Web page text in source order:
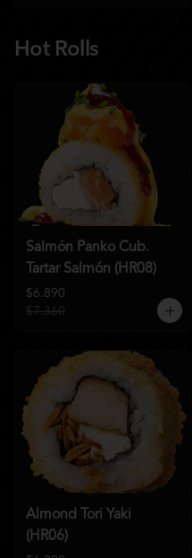
Hot Rolls
Salmón Panko Cub.
Tartar Salmón (HR08)
$6.890
$7.360
Almond Tori Yaki
(HR06)